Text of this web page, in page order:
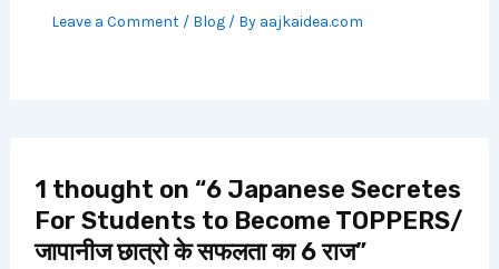
Leave a Comment / Blog/ By aajkaidea.com
1 thought on “6 Japanese Secretes
For Students to Become TOPPERS/
जापानीज छात्रो के सफलता का 6 राज”